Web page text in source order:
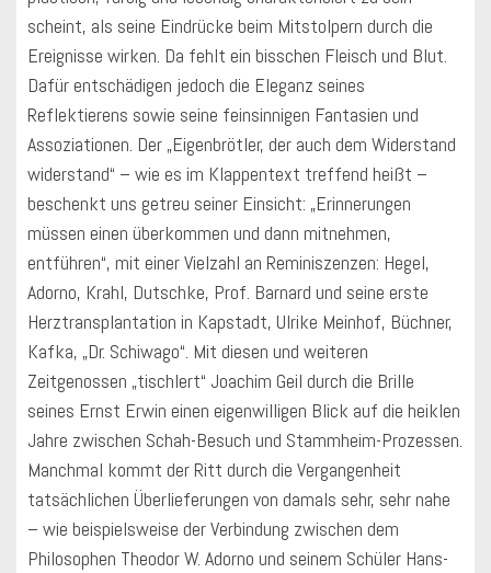
scheint, als seine Eindrücke beim Mitstolpern durch die
Ereignisse wirken. Da fehlt ein bisschen Fleisch und Blut.
Dafür entschädigen jedoch die Eleganz seines
Reflektierens sowie seine feinsinnigen Fantasien und
Assoziationen. Der „Eigenbrötler, der auch dem Widerstand
widerstand“ – wie es im Klappentext treffend heißt –
beschenkt uns getreu seiner Einsicht: „Erinnerungen
müssen einen überkommen und dann mitnehmen,
entführen“, mit einer Vielzahl an Reminiszenzen: Hegel,
Adorno, Krahl, Dutschke, Prof. Barnard und seine erste
Herztransplantation in Kapstadt, Ulrike Meinhof, Büchner,
Kafka, „Dr. Schiwago“. Mit diesen und weiteren
Zeitgenossen „tischlert“ Joachim Geil durch die Brille
seines Ernst Erwin einen eigenwilligen Blick auf die heiklen
Jahre zwischen Schah-Besuch und Stammheim-Prozessen.
Manchmal kommt der Ritt durch die Vergangenheit
tatsächlichen Überlieferungen von damals sehr, sehr nahe
– wie beispielsweise der Verbindung zwischen dem
Philosophen Theodor W. Adorno und seinem Schüler Hans-